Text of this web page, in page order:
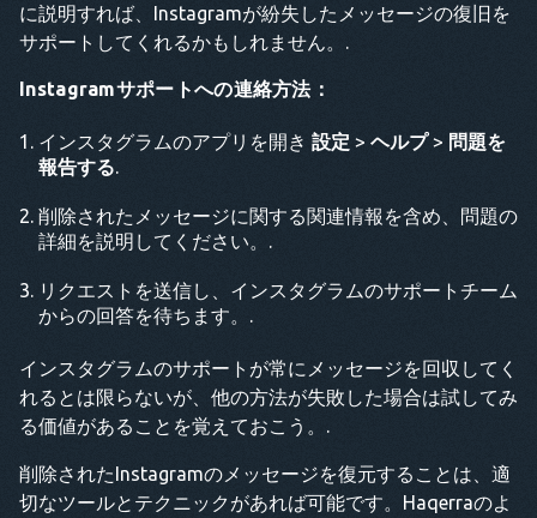
に説明すれば、Instagramが紛失したメッセージの復旧を
サポートしてくれるかもしれません。.
Instagramサポートへの連絡方法：
インスタグラムのアプリを開き 設定 > ヘルプ> 問題を
報告する.
削除されたメッセージに関する関連情報を含め、問題の
詳細を説明してください。.
リクエストを送信し、インスタグラムのサポートチーム
からの回答を待ちます。.
インスタグラムのサポートが常にメッセージを回収してく
れるとは限らないが、他の方法が失敗した場合は試してみ
る価値があることを覚えておこう。.
削除されたInstagramのメッセージを復元することは、適
切なツールとテクニックがあれば可能です。Haqerraのよ